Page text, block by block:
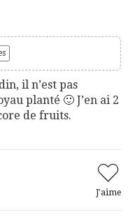
il n’est pas
planté 🙂 J’en ai 2
de fruits.
J'aime